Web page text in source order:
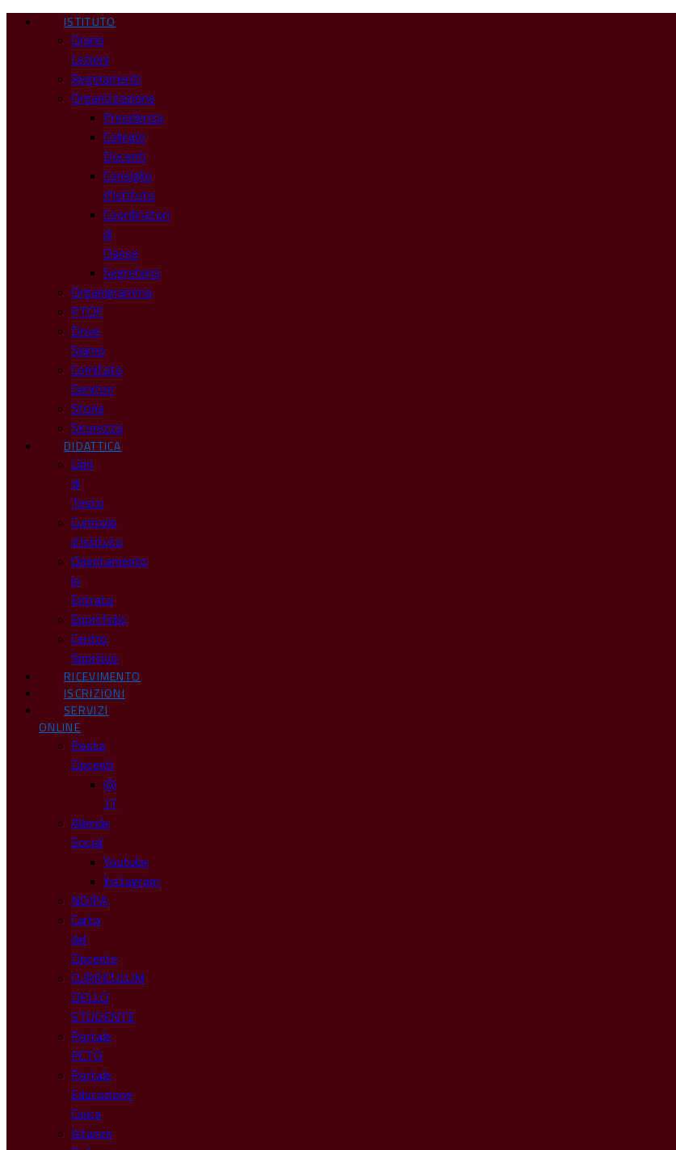
ISTITUTO
Orario
Lezioni
Regolamenti
Organizzazione
Presidenza
Collegio
Docenti
Consiglio
d’Istituto
Coordinatori
di
Classe
Segreteria
Organigramma
PTOF
Dove
Siamo
Comitato
Genitori
Storia
Sicurezza
DIDATTICA
Libri
di
Testo
Curricolo
d’Istituto
Orientamento
in
Entrata
Eportfolio
Centro
Sportivo
RICEVIMENTO
ISCRIZIONI
SERVIZI
ONLINE
Posta
Docenti
@
.IT
Allende
Social
Youtube
Instagram
NOIPA
Carta
del
Docente
CURRICULUM
DELLO
STUDENTE
Portale
PCTO
Portale
Educazione
Civica
Istanze